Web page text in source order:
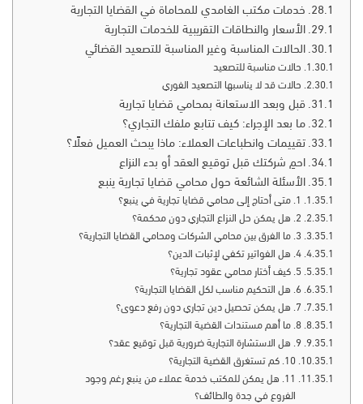
خدمات مكتب الغامدي للمحاماة في القضايا التجارية
الأسعار والنطاقات التقريبية للخدمات التجارية
الحالات المناسبة وغير المناسبة للتصعيد القضائي
حالات مناسبة للتصعيد
حالات قد لا يناسبها التصعيد الفوري
قبل وبعد الاستعانة بمحامي قضايا تجارية
ما بعد الإجراء: كيف تتابع ملفك التجاري؟
تقييمات وانطباعات العملاء: ماذا يبحث العميل فعلًا؟
احمِ شركتك قبل توقيع العقد أو بدء النزاع
الأسئلة الشائعة حول محامي قضايا تجارية ينبع
1. متى أحتاج إلى محامي قضايا تجارية في ينبع؟
2. هل يمكن حل النزاع التجاري دون محكمة؟
3. ما الفرق بين محامي الشركات ومحامي القضايا التجارية؟
4. هل الفواتير تكفي لإثبات الدين؟
5. كيف أختار محامي عقود تجارية؟
6. هل التحكيم مناسب لكل القضايا التجارية؟
7. هل يمكن تحصيل دين تجاري دون رفع دعوى؟
8. ما أهم مستندات القضية التجارية؟
9. هل الاستشارة التجارية ضرورية قبل توقيع عقد؟
10. كم تستغرق القضية التجارية؟
11. هل يمكن للمكتب خدمة عملاء من ينبع رغم وجود
الفروع في جدة والطائف؟